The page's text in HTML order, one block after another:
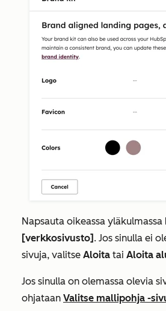
Napsauta oikeassa yläkulmassa
[verkkosivusto] . Jos sinulla ei
sivuja, valitse Aloita tai Aloita
Jos sinulla on olemassa olevia
ohjataan Valitse mallipohja -